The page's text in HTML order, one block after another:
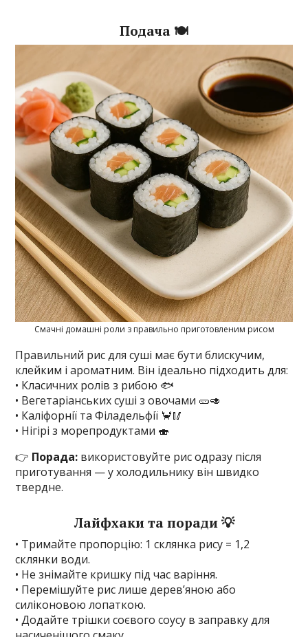
Подача 🍽️
Смачні домашні роли з правильно приготовленим рисом
Правильний рис для суші має бути блискучим,
клейким і ароматним. Він ідеально підходить для:
• Класичних ролів з рибою 🐟
• Вегетаріанських суші з овочами 🥒🥑
• Каліфорнії та Філадельфії 🦀🥢
• Нігірі з морепродуктами 🍣
👉 Порада: використовуйте рис одразу після
приготування — у холодильнику він швидко
твердне.
Лайфхаки та поради 💡
• Тримайте пропорцію: 1 склянка рису = 1,2
склянки води.
• Не знімайте кришку під час варіння.
• Перемішуйте рис лише дерев’яною або
силіконовою лопаткою.
• Додайте трішки соєвого соусу в заправку для